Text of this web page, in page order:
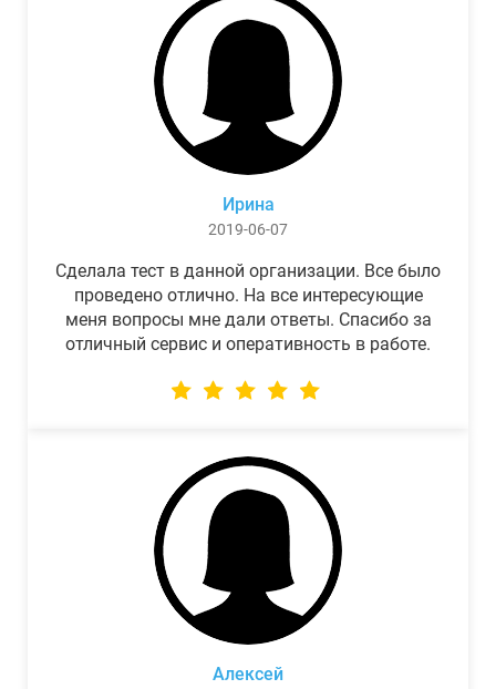
Ирина
2019-06-07
Сделала тест в данной организации. Все было
проведено отлично. На все интересующие
меня вопросы мне дали ответы. Спасибо за
отличный сервис и оперативность в работе.
Алексей